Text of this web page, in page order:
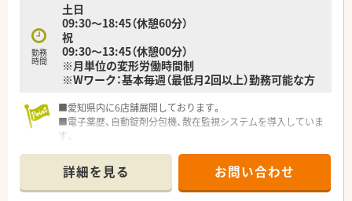
勤務
時間
土日
09:30～18:45（休憩60分）
祝
09:30～13:45（休憩00分）
※月単位の変形労働時間制
※Wワーク：基本毎週（最低月2回以上）勤務可能な方
■愛知県内に6店舗展開しております。
■電子薬歴、自動錠剤分包機、散在監視システムを導入していま
す。
■金山駅から徒歩1分の好立地にあります。
■日曜は時給2,500円、土曜祝日は時給3,000円の高時給です。
詳細を見る お問い合わせ